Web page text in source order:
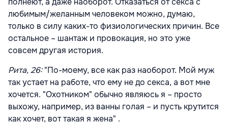
любимым/желанным человеком можно, думаю,
только в силу каких-то физиологических причин. Все
остальное – шантаж и провокация, но это уже
совсем другая история.
Рита, 26:"По-моему, все как раз наоборот. Мой муж
так устает на работе, что ему не до секса, а вот мне
хочется. "Охотником" обычно являюсь я – просто
выхожу, например, из ванны голая – и пусть крутится
как хочет, вот такая я жена" .